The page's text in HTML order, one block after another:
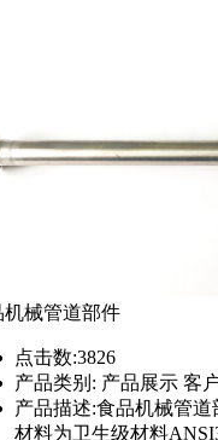
机械管道部件
点击数:3826
产品类别: 产品展示 客
产品描述:食品机械管道
材料为卫生级材料